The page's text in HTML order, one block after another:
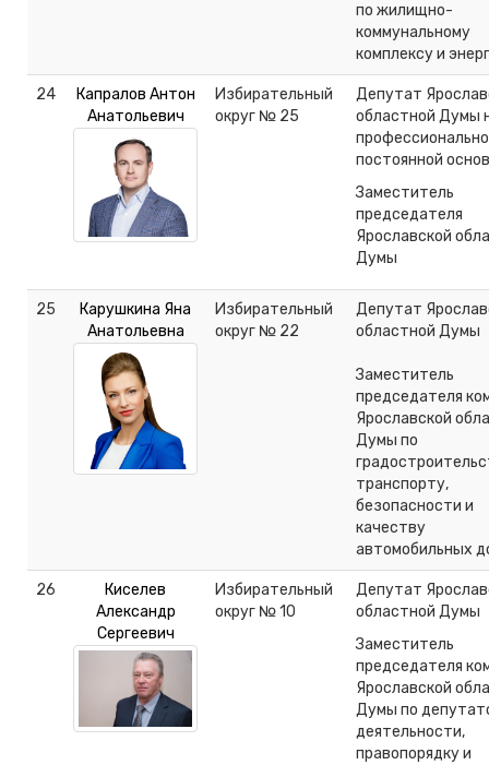
по жилищно-
коммунальному
комплексу и
24
Капралов Антон
Анатольевич
Избирательный
округ № 25
Депутат
областной Думы
постоянной
Заместитель
председателя
Ярославской
Думы
25
Карушкина Яна
Анатольевна
Избирательный
округ № 22
Депутат
областной Думы
Заместитель
председателя
Ярославской
Думы по
транспорту,
безопасности и
качеству
автомобильных
26
Киселев
Александр
Сергеевич
Избирательный
округ № 10
Депутат
областной Думы
Заместитель
председателя
Ярославской
Думы по
деятельности,
правопорядку и